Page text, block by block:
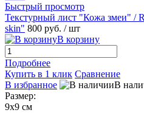
Быстрый просмотр
Текстурный лист "Кожа змеи" /
skin" 800 руб. / шт
В корзину
Подробнее
Купить в 1 клик Сравнение
В избранное
В
Размер:
9х9 см